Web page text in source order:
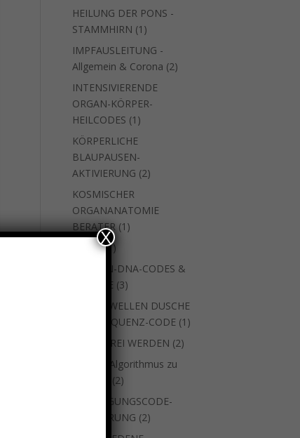
Produkte
HEILUNG DER PONS -
STAMMHIRN 1 1
Produkt
IMPFAUSLEITUNG -
Allgemein & Corona 22
INTENSIVIERENDE
ORGAN-KÖRPER-
HEILCODES 1 1
Produkt
KÖRPERLICHE
BLAUPAUSEN-
AKTIVIERUNG 22
KOSMISCHER
ORGANANATOMIE
BERATER 1 1
natara 11
Produkt
SEEELEN-DNA-CODES &
WEITERE 33
Produkte
SKALARWELLEN DUSCHE
MIT FREQUENZ-CODE 1 1
SUCHTFREI WERDEN 22
um den Algorithmus zu
22
Produkte
VERJÜNGUNGSCODE-
AKTIVIERUNG 22
X